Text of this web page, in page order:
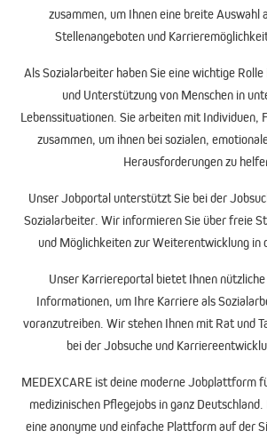
zusammen, um Ihnen eine breite Auswahl
Stellenangebotenund
AlsSozialarbeiter haben Sie eine wichtige Rolle
und Unterstützung von Menschen in
Lebenssituationen. Sie arbeiten mit Individuen,
zusammen, um ihnen bei sozialen,
Herausforderungen zu
UnserJobportal unterstützt Sie bei der
Sozialarbeiter. Wir informieren Sie über freie
und Möglichkeiten zur Weiterentwicklung in
Unser Karriereportal bietet Ihnen
Informationen, um Ihre Karriere als
voranzutreiben. Wir stehen Ihnen mit Rat und
bei der Jobsuche und
MEDEXCARE ist deine moderneJobplattform
medizinischenPflegejobs in ganz
eine anonyme und einfache Plattform auf der